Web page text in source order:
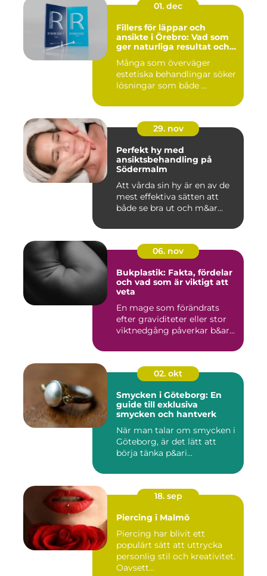
01. dec
Fillers för läppar och
ansikte i Örebro: Vad som
ger naturliga resultat och
Många som överväger
estetiska behandlingar söker
lösningar som både ...
29. nov
Perfekt hy med
ansiktsbehandling på
Södermalm
Att vårda sin hy är en av de
mest effektiva sätten att
både se bra ut och m&ar...
06. nov
Bukplastik: Fakta, fördelar
och vad som är viktigt att
veta
En mage som förändrats
efter graviditeter eller stor
viktnedgång påverkar b&ar...
02. okt
Smycken i Göteborg: En
guide till exklusiva
smycken och hantverk
När man talar om smycken i
Göteborg, är det lätt att
börja tänka p&ari...
18. sep
Piercing i Malmö
Piercing har blivit ett
populärt sätt att uttrycka
personlig stil och kreativitet.
Oavsett...